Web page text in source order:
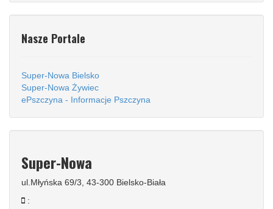
Nasze Portale
Super-Nowa Bielsko
Super-Nowa Żywiec
ePszczyna - Informacje Pszczyna
Super-Nowa
ul.Młyńska 69/3, 43-300 Bielsko-Biała
: